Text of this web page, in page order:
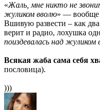
«Жаль, мне никто не
жуликом вволю» — вообще
Вшивую развести – как два
верит и радио, лохушка
поиздевалась над жуликом
Всякая жаба сама себя
пословица).
)))